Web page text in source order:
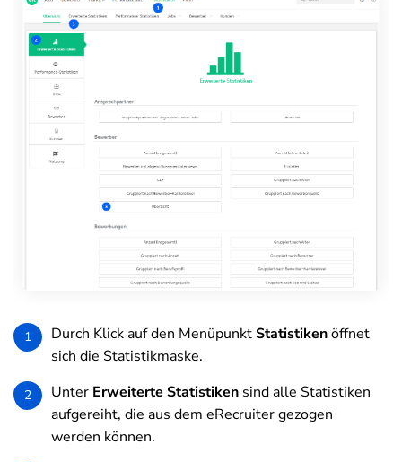
1 Durch Klick auf den MenüpunktStatistikenöffnet
sich die Statistikmaske.
2 Unter Erweiterte Statistiken sind alle Statistiken
aufgereiht, die aus dem eRecruiter gezogen
werden können.